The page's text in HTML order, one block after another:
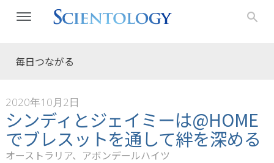
毎日つながる
2020年10月2日
シンディとジェイミーは@HOME
でブレスットを通して絆を深める
オーストラリア、アボンデールハイツ